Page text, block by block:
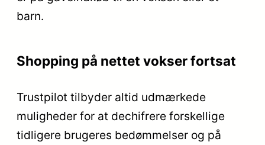
barn.
Shopping på nettet vokser fortsat
Trustpilot tilbyder altid udmærkede
muligheder for at dechifrere forskellige
tidligere brugeres bedømmelser og på